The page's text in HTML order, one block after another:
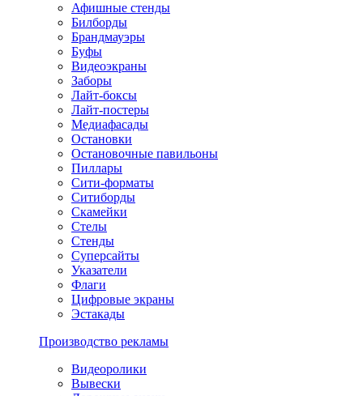
Афишные стенды
Билборды
Брандмауэры
Буфы
Видеоэкраны
Заборы
Лайт-боксы
Лайт-постеры
Медиафасады
Остановки
Остановочные павильоны
Пиллары
Сити-форматы
Ситиборды
Скамейки
Стелы
Стенды
Суперсайты
Указатели
Флаги
Цифровые экраны
Эстакады
Производство рекламы
Видеоролики
Вывески